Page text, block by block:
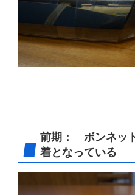
前期： ボンネッ
着となっている